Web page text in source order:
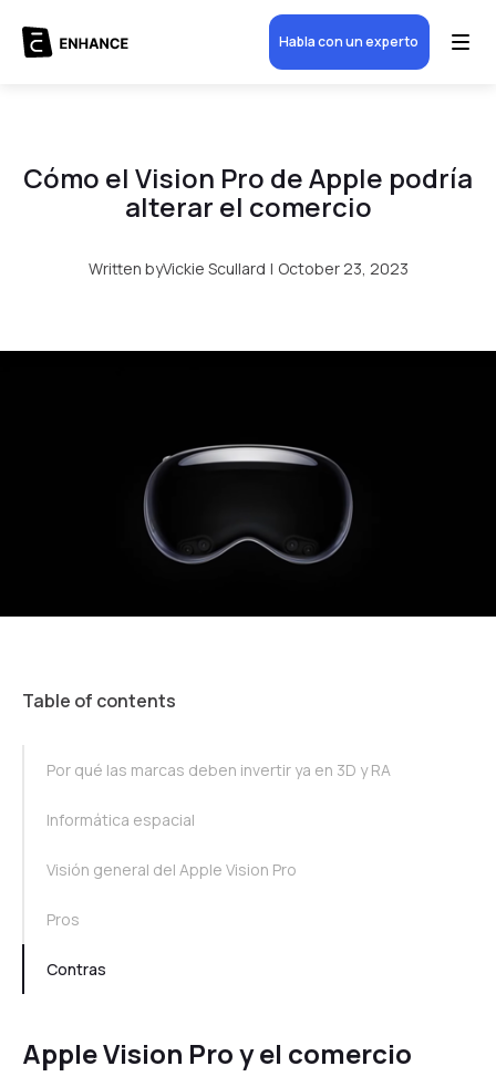
Habla con un experto
Cómo el Vision Pro de Apple podría
alterar el comercio
Written byVickie Scullard | October 23, 2023
Table of contents
Por qué las marcas deben invertir ya en 3D y RA
Informática espacial
Visión general del Apple Vision Pro
Pros
Contras
Apple Vision Pro y el comercio